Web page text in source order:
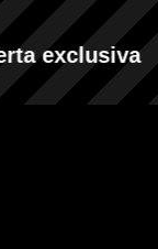
exclusiva